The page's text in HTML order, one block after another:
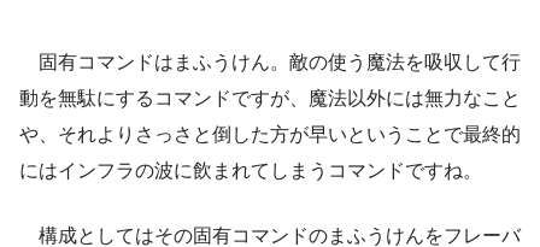
固有コマンドはまふうけん。敵の使う魔法を吸収して行
動を無駄にするコマンドですが、魔法以外には無力なこと
や、それよりさっさと倒した方が早いということで最終的
にはインフラの波に飲まれてしまうコマンドですね。
構成としてはその固有コマンドのまふうけんをフレーバ